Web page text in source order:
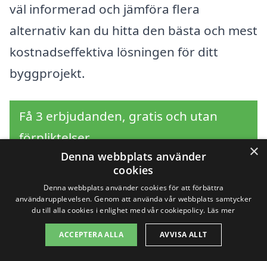
väl informerad och jämföra flera
alternativ kan du hitta den bästa och mest
kostnadseffektiva lösningen för ditt
byggprojekt.
Få 3 erbjudanden, gratis och utan
förpliktelser
Sök efter en
professionell för
×
Denna webbplats använder
cookies
Denna webbplats använder cookies för att förbättra
användarupplevelsen. Genom att använda vår webbplats samtycker
du till alla cookies i enlighet med vår cookiepolicy. Läs mer
ACCEPTERA ALLA AVVISA ALLT